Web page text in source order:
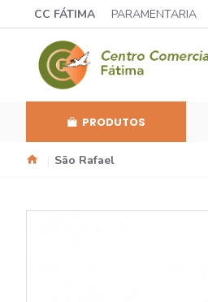
CC FÁTIMA PARAMENTARIA
PRODUTOS
São Rafael